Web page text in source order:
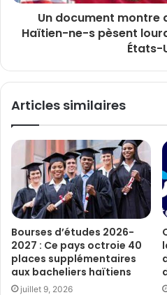
Un document montre
Haïtien-ne-s pèsent
États-
Articles similaires
Bourses d’études 2026-
2027 : Ce pays octroie 40
places supplémentaires
aux bacheliers haïtiens
juillet 9, 2026